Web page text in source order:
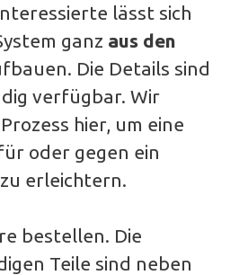
lässt sich
ganz aus den
Die Details sind
verfügbar. Wir
hier, um eine
oder gegen ein
erleichtern.
bestellen. Die
Teile sind neben